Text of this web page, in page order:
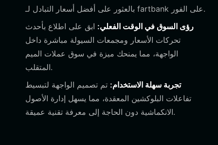
بالعثور على أفضل أسعار التبادل لـ fartbank على الفور.
رؤى السوق في الوقت الفعلي: ابق على اطلاع بأحدث
تحركات الأسعار ومجمعات السيولة مباشرة داخل
الواجهة، مما يمنحك ميزة في سوق عملات الميم
المتقلب.
تجربة سهلة الاستخدام: تم تصميم الواجهة لتبسيط
تفاعلات البلوكشين المعقدة، مما يسهل إدارة الأصول
الانكماشية دون الحاجة إلى معرفة تقنية عميقة.